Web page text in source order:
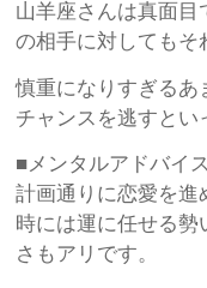
山羊座さんは真面目
の相手に対してもそ
慎重になりすぎるあ
チャンスを逃すとい
■メンタルアドバイス
計画通りに恋愛を進
時には運に任せる
さもアリです。